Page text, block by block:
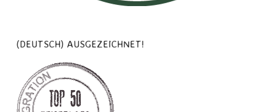
(DEUTSCH) AUSGEZEICHNET!